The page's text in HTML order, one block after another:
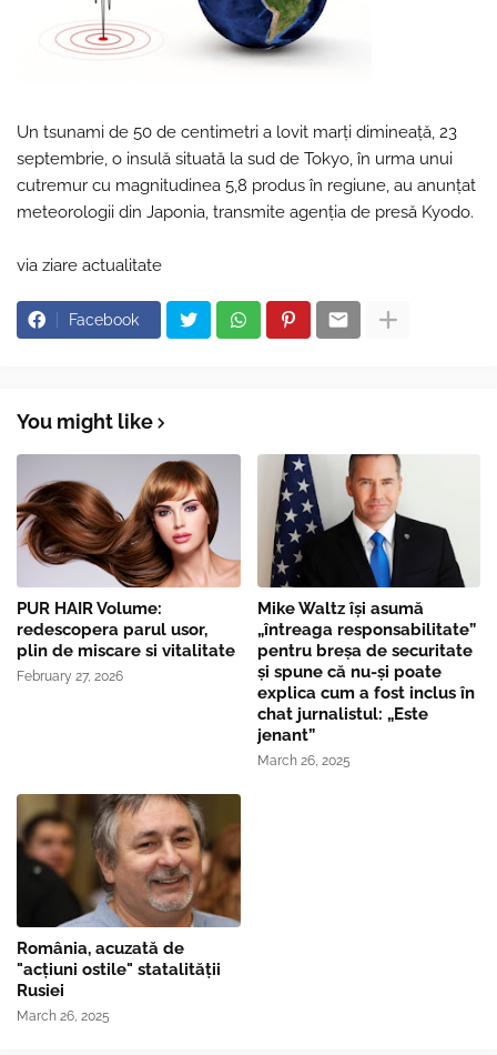
Un tsunami de 50 de centimetri a lovit marţi dimineaţă, 23
septembrie, o insulă situată la sud de Tokyo, în urma unui
cutremur cu magnitudinea 5,8 produs în regiune, au anunţat
meteorologii din Japonia, transmite agenţia de presă Kyodo.
via ziare actualitate
Facebook
You might like
PUR HAIR Volume:
redescopera parul usor,
plin de miscare si vitalitate
February 27, 2026
Mike Waltz îşi asumă
„întreaga responsabilitate”
pentru breşa de securitate
și spune că nu-și poate
explica cum a fost inclus în
chat jurnalistul: „Este
jenant”
March 26, 2025
România, acuzată de
"acțiuni ostile" statalității
Rusiei
March 26, 2025